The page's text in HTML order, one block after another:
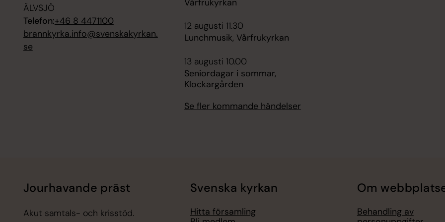
ÄLVSJÖ
Telefon:+46 8 4471100
brannkyrka.info@svenskakyrkan.
se
Vårfrukyrkan
12 augusti 11.30
Lunchmusik, Vårfrukyrkan
13 augusti 10.00
Seniordagar i sommar,
Klockargården
Se fler kommande händelser
Jourhavande präst
Akut samtals- och krisstöd.
Svenska kyrkan
Hitta församling
Om
Behandling av